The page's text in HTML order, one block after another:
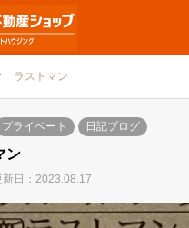
ラストマン
プライベート 日記ブログ
ン
日：2023.08.17